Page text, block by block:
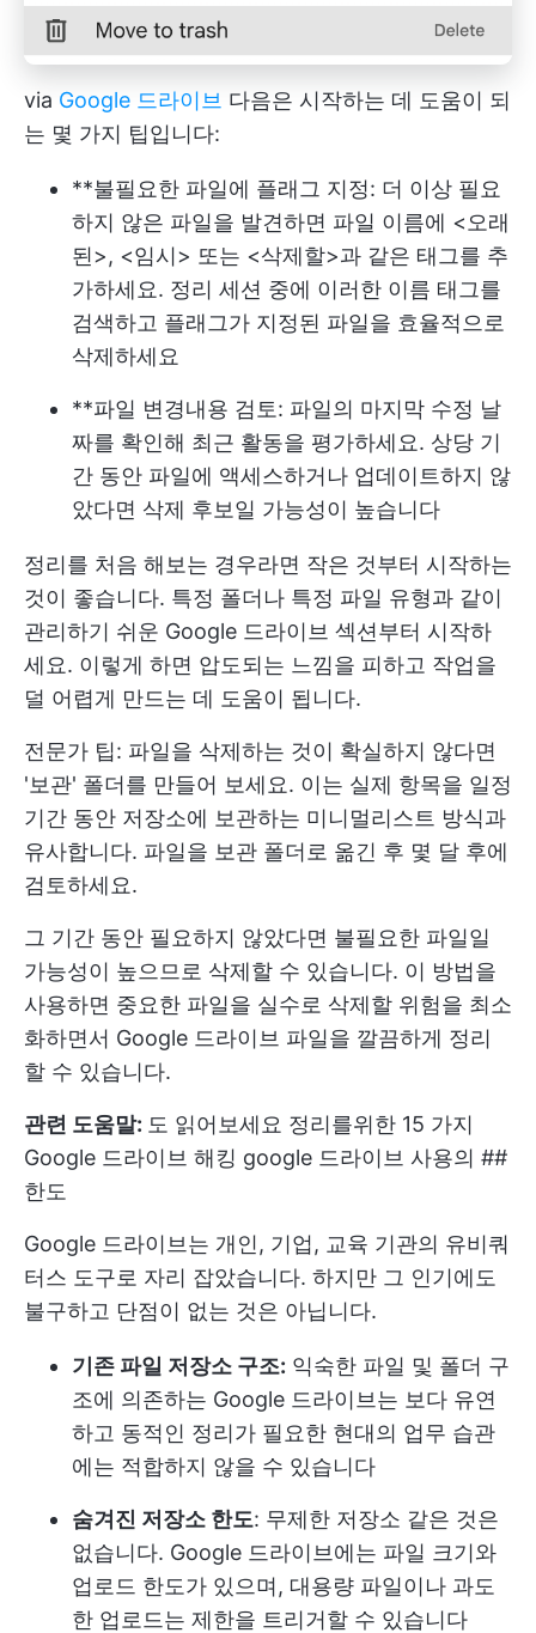
via Google 드라이브 다음은 시작하는 데 도움이 되
는 몇 가지 팁입니다:
**불필요한 파일에 플래그 지정: 더 이상 필요
하지 않은 파일을 발견하면 파일 이름에 <오래
된>, <임시> 또는 <삭제할>과 같은 태그를 추
가하세요. 정리 세션 중에 이러한 이름 태그를
검색하고 플래그가 지정된 파일을 효율적으로
삭제하세요
**파일 변경내용 검토: 파일의 마지막 수정 날
짜를 확인해 최근 활동을 평가하세요. 상당 기
간 동안 파일에 액세스하거나 업데이트하지 않
았다면 삭제 후보일 가능성이 높습니다
정리를 처음 해보는 경우라면 작은 것부터 시작하는
것이 좋습니다. 특정 폴더나 특정 파일 유형과 같이
관리하기 쉬운 Google 드라이브 섹션부터 시작하
세요. 이렇게 하면 압도되는 느낌을 피하고 작업을
덜 어렵게 만드는 데 도움이 됩니다.
전문가 팁: 파일을 삭제하는 것이 확실하지 않다면
'보관' 폴더를 만들어 보세요. 이는 실제 항목을 일정
기간 동안 저장소에 보관하는 미니멀리스트 방식과
유사합니다. 파일을 보관 폴더로 옮긴 후 몇 달 후에
검토하세요.
그 기간 동안 필요하지 않았다면 불필요한 파일일
가능성이 높으므로 삭제할 수 있습니다. 이 방법을
사용하면 중요한 파일을 실수로 삭제할 위험을 최소
화하면서 Google 드라이브 파일을 깔끔하게 정리
할 수 있습니다.
관련 도움말: 도 읽어보세요 정리를위한 15 가지
Google 드라이브 해킹 google 드라이브 사용의 ##
한도
Google 드라이브는 개인, 기업, 교육 기관의 유비쿼
터스 도구로 자리 잡았습니다. 하지만 그 인기에도
불구하고 단점이 없는 것은 아닙니다.
기존 파일 저장소 구조: 익숙한 파일 및 폴더 구
조에 의존하는 Google 드라이브는 보다 유연
하고 동적인 정리가 필요한 현대의 업무 습관
에는 적합하지 않을 수 있습니다
숨겨진 저장소 한도: 무제한 저장소 같은 것은
없습니다. Google 드라이브에는 파일 크기와
업로드 한도가 있으며, 대용량 파일이나 과도
한 업로드는 제한을 트리거할 수 있습니다